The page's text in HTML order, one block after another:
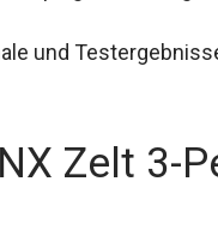
und
Zelt 3-